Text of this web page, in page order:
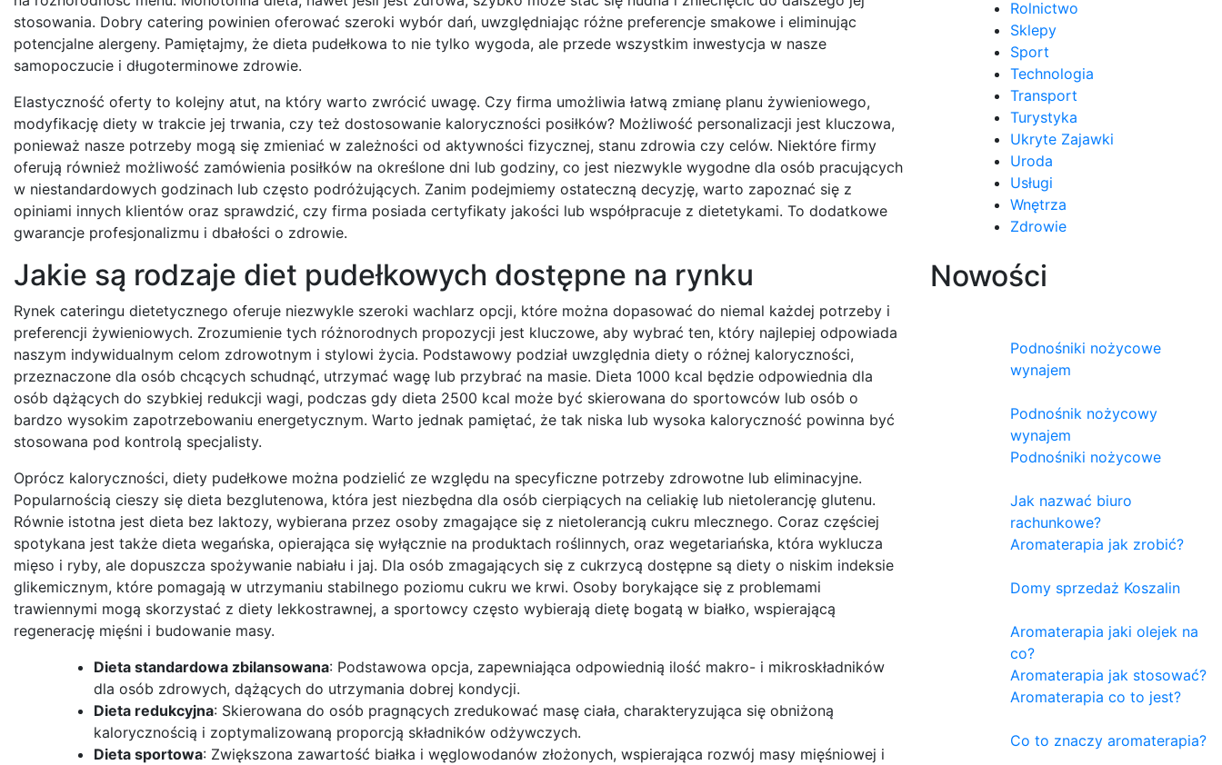
stosowania. Dobry catering powinien oferować szeroki wybór dań, uwzględniając różne preferencje smakowe i eliminując
potencjalne alergeny. Pamiętajmy, że dieta pudełkowa to nie tylko wygoda, ale przede wszystkim inwestycja w nasze
samopoczucie i długoterminowe zdrowie.
Elastyczność oferty to kolejny atut, na który warto zwrócić uwagę. Czy firma umożliwia łatwą zmianę planu żywieniowego,
modyfikację diety w trakcie jej trwania, czy też dostosowanie kaloryczności posiłków? Możliwość personalizacji jest kluczowa,
ponieważ nasze potrzeby mogą się zmieniać w zależności od aktywności fizycznej, stanu zdrowia czy celów. Niektóre firmy
oferują również możliwość zamówienia posiłków na określone dni lub godziny, co jest niezwykle wygodne dla osób pracujących
w niestandardowych godzinach lub często podróżujących. Zanim podejmiemy ostateczną decyzję, warto zapoznać się z
opiniami innych klientów oraz sprawdzić, czy firma posiada certyfikaty jakości lub współpracuje z dietetykami. To dodatkowe
gwarancje profesjonalizmu i dbałości o zdrowie.
Jakie są rodzaje diet pudełkowych dostępne na rynku
Rynek cateringu dietetycznego oferuje niezwykle szeroki wachlarz opcji, które można dopasować do niemal każdej potrzeby i
preferencji żywieniowych. Zrozumienie tych różnorodnych propozycji jest kluczowe, aby wybrać ten, który najlepiej odpowiada
naszym indywidualnym celom zdrowotnym i stylowi życia. Podstawowy podział uwzględnia diety o różnej kaloryczności,
przeznaczone dla osób chcących schudnąć, utrzymać wagę lub przybrać na masie. Dieta 1000 kcal będzie odpowiednia dla
osób dążących do szybkiej redukcji wagi, podczas gdy dieta 2500 kcal może być skierowana do sportowców lub osób o
bardzo wysokim zapotrzebowaniu energetycznym. Warto jednak pamiętać, że tak niska lub wysoka kaloryczność powinna być
stosowana pod kontrolą specjalisty.
Oprócz kaloryczności, diety pudełkowe można podzielić ze względu na specyficzne potrzeby zdrowotne lub eliminacyjne.
Popularnością cieszy się dieta bezglutenowa, która jest niezbędna dla osób cierpiących na celiakię lub nietolerancję glutenu.
Równie istotna jest dieta bez laktozy, wybierana przez osoby zmagające się z nietolerancją cukru mlecznego. Coraz częściej
spotykana jest także dieta wegańska, opierająca się wyłącznie na produktach roślinnych, oraz wegetariańska, która wyklucza
mięso i ryby, ale dopuszcza spożywanie nabiału i jaj. Dla osób zmagających się z cukrzycą dostępne są diety o niskim indeksie
glikemicznym, które pomagają w utrzymaniu stabilnego poziomu cukru we krwi. Osoby borykające się z problemami
trawiennymi mogą skorzystać z diety lekkostrawnej, a sportowcy często wybierają dietę bogatą w białko, wspierającą
regenerację mięśni i budowanie masy.
Dieta standardowa zbilansowana: Podstawowa opcja, zapewniająca odpowiednią ilość makro- i mikroskładników
dla osób zdrowych, dążących do utrzymania dobrej kondycji.
Dieta redukcyjna: Skierowana do osób pragnących zredukować masę ciała, charakteryzująca się obniżoną
kalorycznością i zoptymalizowaną proporcją składników odżywczych.
Dieta sportowa: Zwiększona zawartość białka i węglowodanów złożonych, wspierająca rozwój masy mięśniowej i
Rolnictwo
Sklepy
Sport
Technologia
Transport
Turystyka
Ukryte Zajawki
Uroda
Usługi
Wnętrza
Zdrowie
Nowości
Podnośniki nożycowe
wynajem
Podnośnik nożycowy
wynajem
Podnośniki nożycowe
Jak nazwać biuro
rachunkowe?
Aromaterapia jak zrobić?
Domy sprzedaż Koszalin
Aromaterapia jaki olejek na
co?
Aromaterapia jak stosować?
Aromaterapia co to jest?
Co to znaczy aromaterapia?